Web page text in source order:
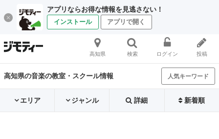
アプリならお得な情報を見逃さない！
インストール アプリで開く
高知県 検索 ログイン 投稿
高知県の音楽の教室・スクール情報 人気キーワード
エリア ジャンル 詳細 新着順